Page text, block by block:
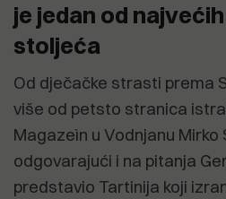
je jedan od
stoljeća
Od dječačke strasti prema
više od petsto stranica
Magazeìn u Vodnjanu Mirko
odgovarajući i na pitanja
predstavio Tartinija koji